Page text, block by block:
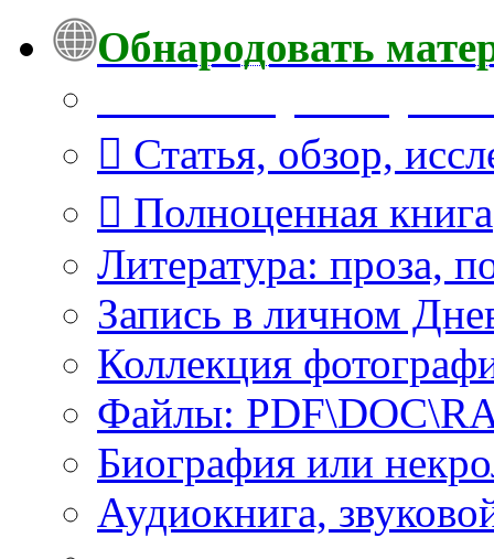
Обнародовать
Статья, обзор,
Полноценная книга
Литература: проза,
Запись в личном
Коллекция
Файлы:
Биография или
Аудиокнига,